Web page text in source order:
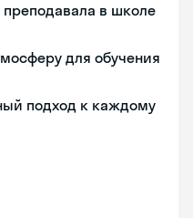
преподавала в школе
для обучения
подход к каждому